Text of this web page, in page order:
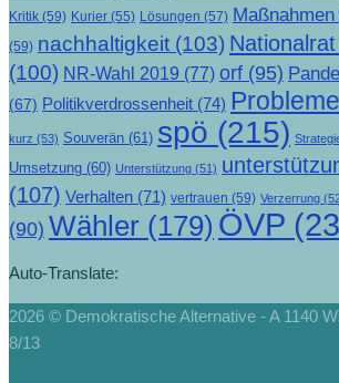
Kritik (59) Kurier (55) Lösungen (57) Maßnahmen
(59) nachhaltigkeit (103) Nationalrat
(100) NR-Wahl 2019 (77) orf (95)
(67) Politikverdrossenheit (74) Probleme
kurz (53) Souverän (61) spö (215)
Umsetzung (60) Unterstützung (51)
(107) Verhalten (71) vertrauen (59) Verzerrung
(90) Wähler (179) ÖVP
Auto-Translate:
2026 © Demokratische Alternative - A 1140
8/13